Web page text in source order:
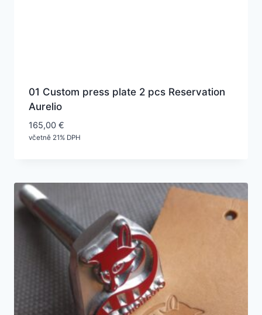
01 Custom press plate 2 pcs Reservation
Aurelio
165,00 €
včetně 21% DPH